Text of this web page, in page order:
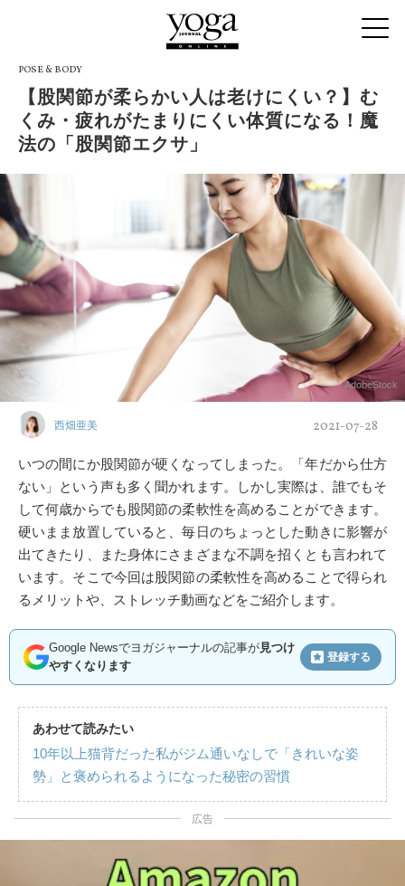
POSE & BODY
【股関節が柔らかい人は老けにくい？】む
くみ・疲れがたまりにくい体質になる！魔
法の「股関節エクサ」
AdobeStock
西畑亜美 2021-07-28
いつの間にか股関節が硬くなってしまった。「年だから仕方
ない」という声も多く聞かれます。しかし実際は、誰でもそ
して何歳からでも股関節の柔軟性を高めることができます。
硬いまま放置していると、毎日のちょっとした動きに影響が
出てきたり、また身体にさまざまな不調を招くとも言われて
います。そこで今回は股関節の柔軟性を高めることで得られ
るメリットや、ストレッチ動画などをご紹介します。
Google Newsでヨガジャーナルの記事が見つけ
やすくなります
登録する
あわせて読みたい
10年以上猫背だった私がジム通いなしで「きれいな姿
勢」と褒められるようになった秘密の習慣
広告